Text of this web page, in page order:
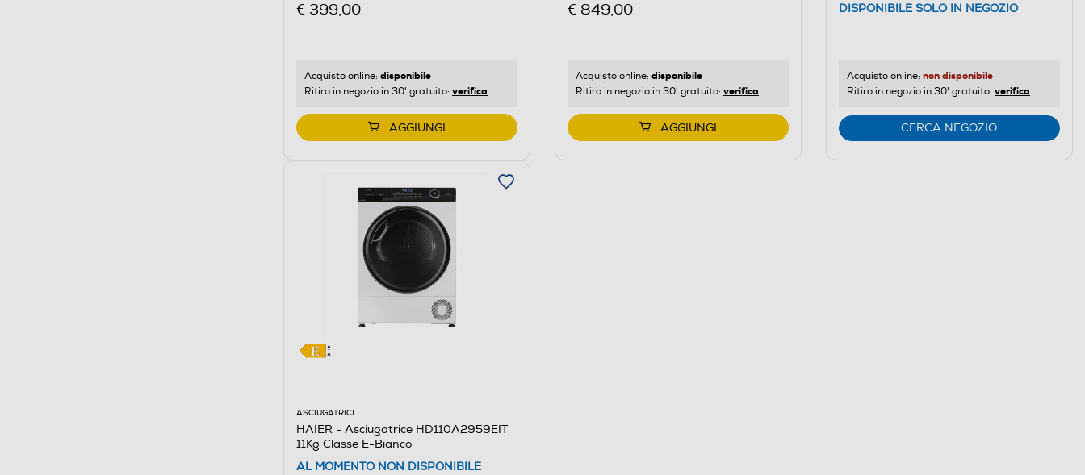
di
di
Youreko.
€ 399,00
Acquisto online: disponibile
Ritiro in negozio in 30' gratuito: verifica
AGGIUNGI
di
di
Youreko.
€ 849,00
Acquisto online: disponibile
Ritiro in negozio in 30' gratuito: verifica
AGGIUNGI
DISPONIBILE SOLO IN NEGOZIO
Acquisto online: non disponibile
Ritiro in negozio in 30' gratuito: verifica
CERCA NEGOZIO
ASCIUGATRICI
HAIER - Asciugatrice HD110A2959EIT
11Kg Classe E-Bianco
AL MOMENTO NON DISPONIBILE